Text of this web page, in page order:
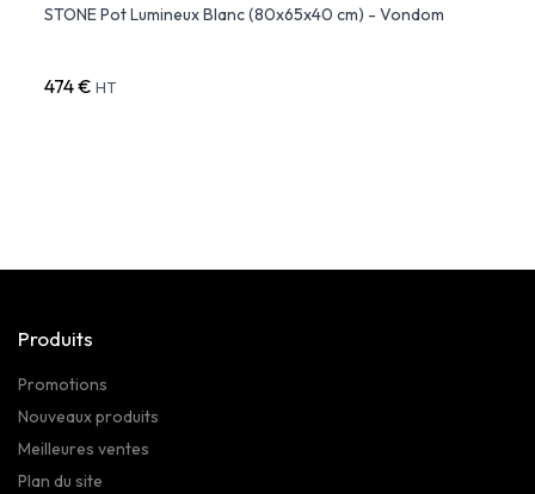
STONE Pot Lumineux Blanc (80x65x40 cm) - Vondom
474 € HT
Produits
Promotions
Nouveaux produits
Meilleures ventes
Plan du site